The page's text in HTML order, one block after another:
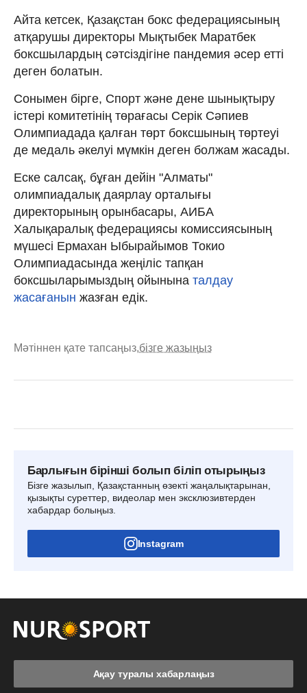
Айта кетсек, Қазақстан бокс федерациясының
атқарушы директоры Мықтыбек Маратбек
боксшылардың сәтсіздігіне пандемия әсер етті
деген болатын.
Сонымен бірге, Спорт және дене шынықтыру
істері комитетінің төрағасы Серік Сәпиев
Олимпиадада қалған төрт боксшының төртеуі
де медаль әкелуі мүмкін деген болжам жасады.
Еске салсақ, бұған дейін "Алматы"
олимпиадалық даярлау орталығы
директорының орынбасары, АИБА
Халықаралық федерациясы комиссиясының
мүшесі Ермахан Ыбырайымов Токио
Олимпиадасында жеңіліс тапқан
боксшыларымыздың ойынына талдау
жасағанын жазған едік.
Мәтіннен қате тапсаңыз,бізге жазыңыз
Барлығын бірінші болып біліп отырыңыз
Бізге жазылып, Қазақстанның өзекті жаңалықтарынан,
қызықты суреттер, видеолар мен эксклюзивтерден
хабардар болыңыз.
Instagram
Ақау туралы хабарлаңыз